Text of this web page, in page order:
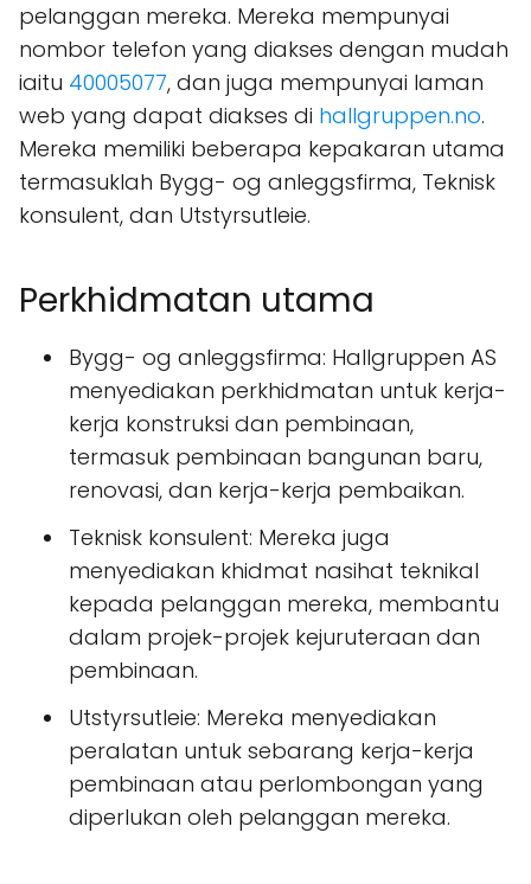
pelanggan mereka. Mereka mempunyai
nombor telefon yang diakses dengan mudah
iaitu 40005077, dan juga mempunyai laman
web yang dapat diakses di hallgruppen.no.
Mereka memiliki beberapa kepakaran utama
termasuklah Bygg- og anleggsfirma, Teknisk
konsulent, dan Utstyrsutleie.
Perkhidmatan utama
Bygg- og anleggsfirma: Hallgruppen AS
menyediakan perkhidmatan untuk kerja-
kerja konstruksi dan pembinaan,
termasuk pembinaan bangunan baru,
renovasi, dan kerja-kerja pembaikan.
Teknisk konsulent: Mereka juga
menyediakan khidmat nasihat teknikal
kepada pelanggan mereka, membantu
dalam projek-projek kejuruteraan dan
pembinaan.
Utstyrsutleie: Mereka menyediakan
peralatan untuk sebarang kerja-kerja
pembinaan atau perlombongan yang
diperlukan oleh pelanggan mereka.